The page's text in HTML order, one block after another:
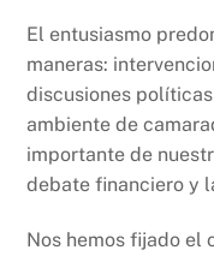
El entusiasmo
maneras:
discusiones
ambiente de
importante de
debate financiero y
Nos hemos fijado el